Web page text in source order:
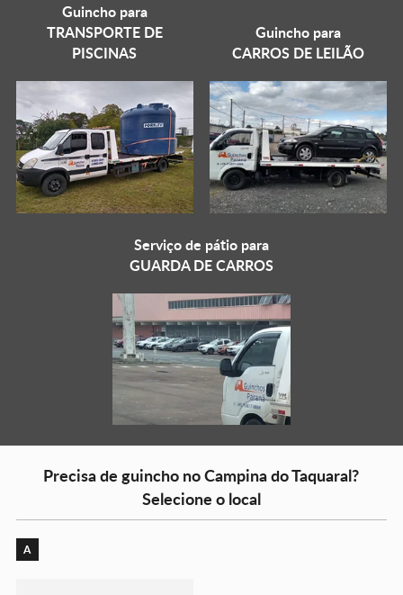
Guincho para
TRANSPORTE DE
PISCINAS
Guincho para
CARROS DE LEILÃO
Serviço de pátio para
GUARDA DE CARROS
Precisa de guincho no Campina do Taquaral?
Selecione o local
A